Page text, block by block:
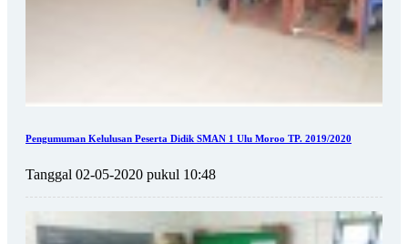
Pengumuman Kelulusan Peserta Didik SMAN 1 Ulu Moroo TP. 2019/2020
Tanggal 02-05-2020 pukul 10:48